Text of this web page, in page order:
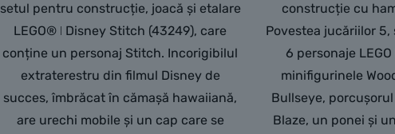
setul pentru construcție, joacă și etalare
LEGO® ǀ Disney Stitch (43249), care
conține un personaj Stitch. Incorigibilul
extraterestru din filmul Disney de
succes, îmbrăcat în cămașă hawaiiană,
are urechi mobile și un cap care se
construcție cu
Povestea jucăriilor
6 personaje LEGO
minifigurinele
Bullseye,
Blaze, un ponei și